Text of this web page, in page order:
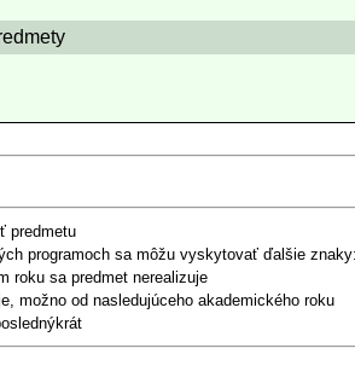
predmetu
programoch sa môžu vyskytovať ďalšie
roku sa predmet nerealizuje
možno od nasledujúceho akademického roku